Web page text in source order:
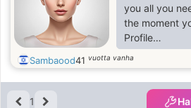
you all you
the moment
Profile
Sambaood41 vuotta vanha
1